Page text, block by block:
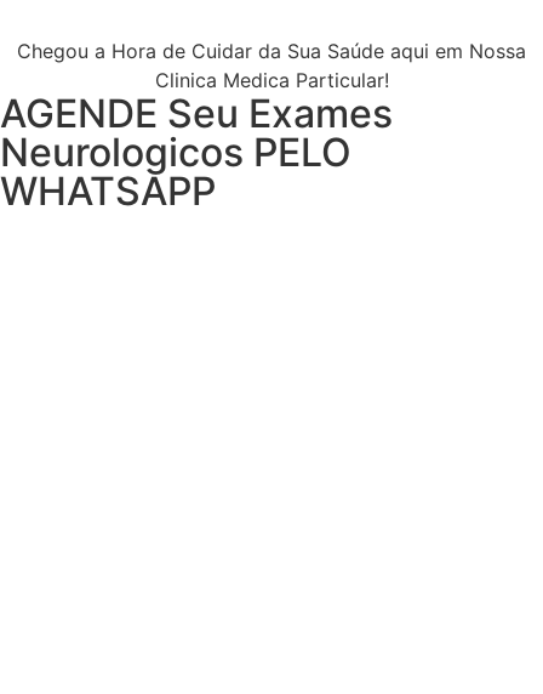
Chegou a Hora de Cuidar da Sua Saúde aqui em Nossa
Clinica Medica Particular!
AGENDE Seu Exames
Neurologicos PELO
WHATSAPP